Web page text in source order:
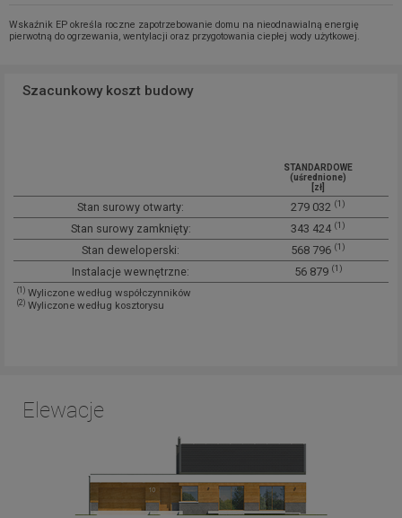
Wskaźnik EP określa roczne zapotrzebowanie domu na nieodnawialną energię
pierwotną do ogrzewania, wentylacji oraz przygotowania ciepłej wody użytkowej.
Szacunkowy koszt budowy
STANDARDOWE
(uśrednione)
[zł]
Stan surowy otwarty: 279 032 (1)
Stan surowy zamknięty: 343 424 (1)
Stan deweloperski: 568 796 (1)
Instalacje wewnętrzne: 56 879 (1)
(1) Wyliczone według współczynników
(2) Wyliczone według kosztorysu
Elewacje